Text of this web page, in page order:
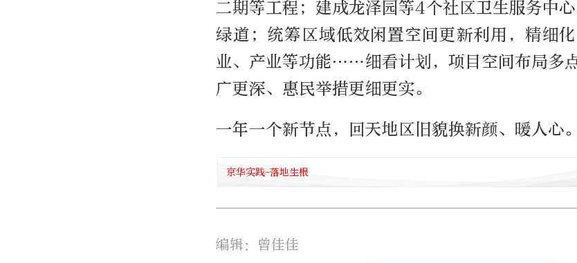
二期等工程；建成龙泽园等4个社区卫生服务中
绿道；统筹区域低效闲置空间更新利用，精细
业、产业等功能……细看计划，项目空间布局多
广更深、惠民举措更细更实。
一年一个新节点，回天地区旧貌换新颜、暖人心。
京华实践-落地生根
编辑：曾佳佳